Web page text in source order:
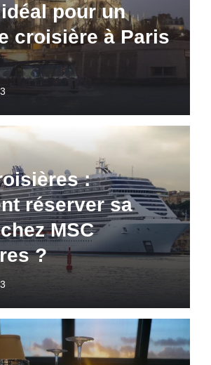
pour un
croisière à Paris
:
réserver sa
MSC
?